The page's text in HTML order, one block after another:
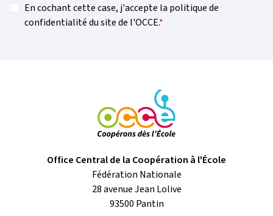
En cochant cette case, j'accepte la politique de
confidentialité du site de l'OCCE.
Office Central de la Coopération à l'École
Fédération Nationale
28 avenue Jean Lolive
93500 Pantin